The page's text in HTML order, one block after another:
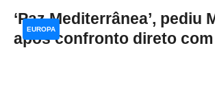
‘Paz Mediterrânea’, pediu
após confronto direto
EUROPA